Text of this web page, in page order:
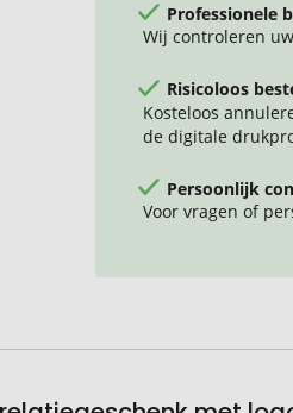
Professionele
Wij controleren
Risicoloos
Kosteloos
de digitale
Persoonlijk
Voor vragen of